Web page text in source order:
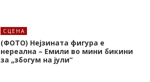
СЦЕНА
(ФОТО) Нејзината фигура е
нереална – Емили во мини бикини
за „збогум на јули“